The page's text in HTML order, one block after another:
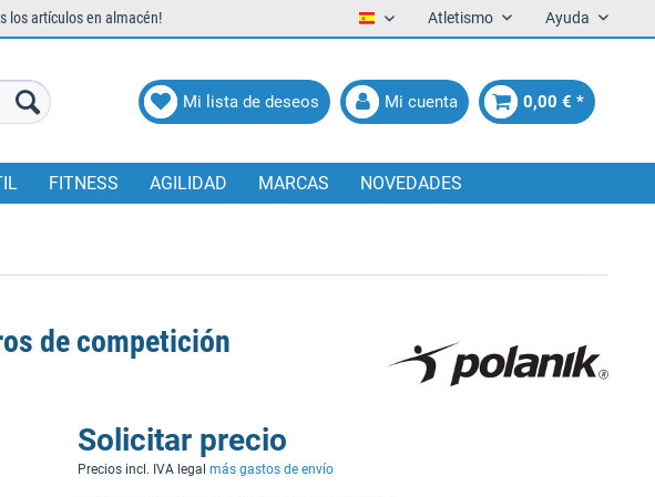
los artículos en almacén! EspañolAtletismo Ayuda
Mi lista de deseos Mi cuenta 0,00 € *
FITNESS AGILIDAD MARCAS NOVEDADES
de competición
Solicitar precio
Precios incl. IVA legalmás gastos de envío